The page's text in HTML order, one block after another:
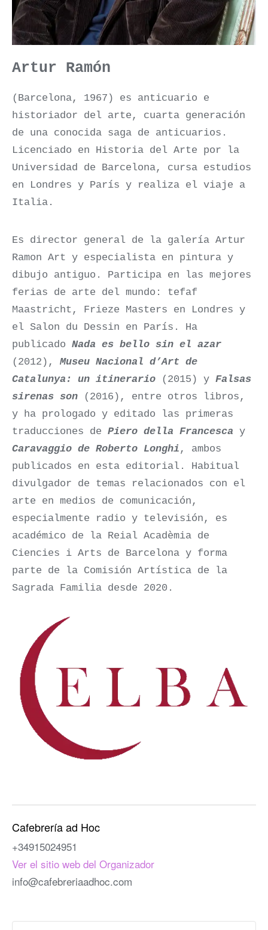
Artur Ramón
(Barcelona, 1967) es anticuario e
historiador del arte, cuarta generación
de una conocida saga de anticuarios.
Licenciado en Historia del Arte por la
Universidad de Barcelona, cursa estudios
en Londres y París y realiza el viaje a
Italia.
Es director general de la galería Artur
Ramon Art y especialista en pintura y
dibujo antiguo. Participa en las mejores
ferias de arte del mundo: tefaf
Maastricht, Frieze Masters en Londres y
el Salon du Dessin en París. Ha
publicado Nada es bello sin el azar
(2012), Museu Nacional d’Art de
Catalunya: un itinerario (2015) y Falsas
sirenas son (2016), entre otros libros,
y ha prologado y editado las primeras
traducciones de Piero della Francesca y
Caravaggio de Roberto Longhi , ambos
publicados en esta editorial. Habitual
divulgador de temas relacionados con el
arte en medios de comunicación,
especialmente radio y televisión, es
académico de la Reial Acadèmia de
Ciencies i Arts de Barcelona y forma
parte de la Comisión Artística de la
Sagrada Familia desde 2020.
Cafebrería ad Hoc
+34915024951
Ver el sitio web del Organizador
info@cafebreriaadhoc.com